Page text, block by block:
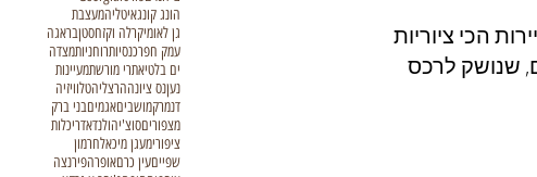
הונג קונגאיטליהמעצבת
גן לאומיקרלה וקזחסטןבראגה
עמק חפרכנסיותרוחניותמצדה
ים בלטיאתרי מורשתמעיינות
נעןנס ציונההרצליהטלוויזיה
דנמרקמושביםאגמיםבני ברק
מצפוריםסוצ'יהולנדאדריכלות
ציפורימעגן מיכאלחרמון
שפייםעין כרםאופרהפירנצה
הכי ציוריות
שנושק לרכס